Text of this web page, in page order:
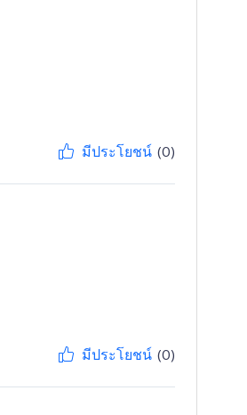
มีประโยชน์ (0)
มีประโยชน์ (0)